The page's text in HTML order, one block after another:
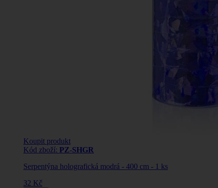
Koupit produkt
Kód zboží: PZ-SHGR
Serpentýna holografická modrá - 400 cm - 1 ks
32 Kč